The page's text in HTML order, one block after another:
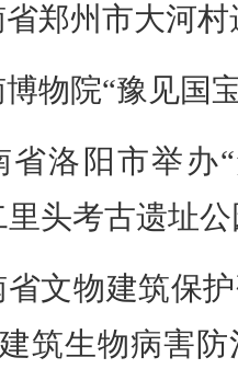
省郑州市大河
博物院“豫见国
省洛阳市举办
头考古遗址公
省文物建筑保
筑生物病害